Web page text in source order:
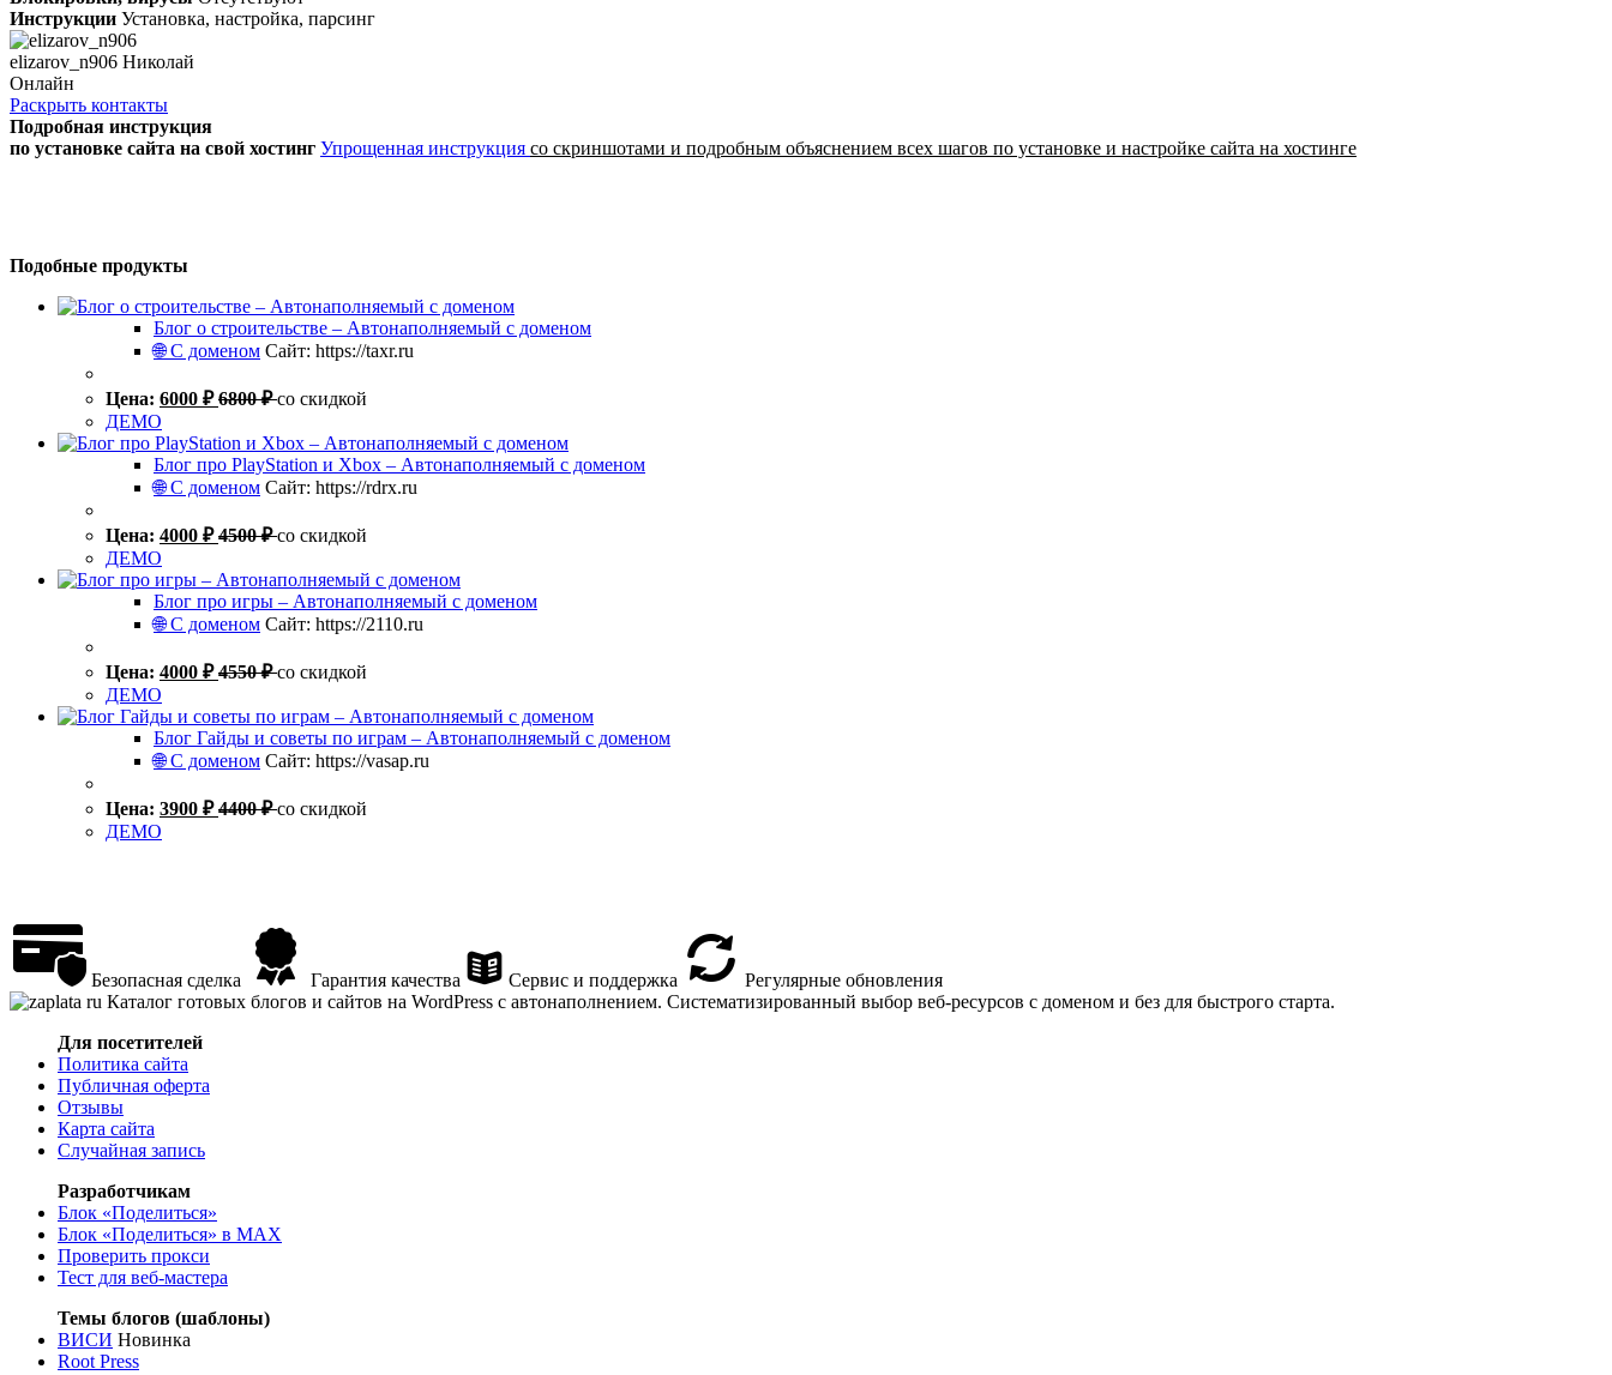
Инструкции Установка, настройка, парсинг
elizarov_n906 Николай
Онлайн
Раскрыть контакты
Подробная инструкция
по установке сайта на свой хостинг Упрощенная инструкция со скриншотами и подробным объяснением всех шагов по установке и настройке сайта на хостинге
Подобные продукты
Блог о строительстве – Автонаполняемый с доменом
🌐 С доменом Сайт: https://taxr.ru
Цена: 6000 ₽ 6800₽ со скидкой
ДЕМО
Блог про PlayStation и Xbox – Автонаполняемый с доменом
🌐 С доменом Сайт: https://rdrx.ru
Цена: 4000 ₽ 4500₽ со скидкой
ДЕМО
Блог про игры – Автонаполняемый с доменом
🌐 С доменом Сайт: https://2110.ru
Цена: 4000 ₽ 4550₽ со скидкой
ДЕМО
Блог Гайды и советы по играм – Автонаполняемый с доменом
🌐 С доменом Сайт: https://vasap.ru
Цена: 3900 ₽ 4400₽ со скидкой
ДЕМО
Безопасная сделка Гарантия качества Сервис и поддержка
Регулярные обновления
Каталог готовых блогов и сайтов на WordPress с автонаполнением. Систематизированный выбор веб-ресурсов с доменом и без для быстрого старта.
Для посетителей
Политика сайта
Публичная оферта
Отзывы
Карта сайта
Случайная запись
Разработчикам
Блок «Поделиться»
Блок «Поделиться» в MAX
Проверить прокси
Тест для веб-мастера
Темы блогов (шаблоны)
ВИСИ Новинка
Root Press